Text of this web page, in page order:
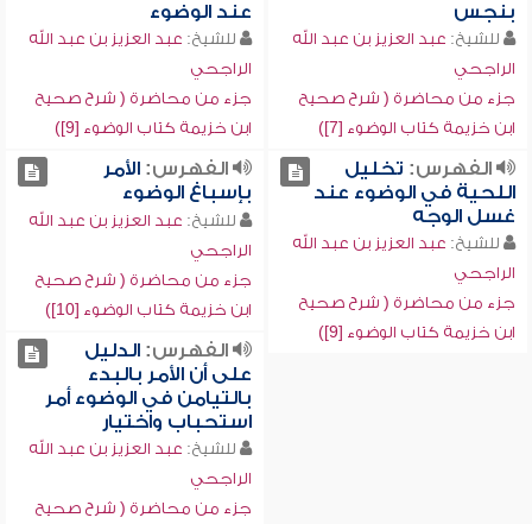
بنجس
للشيخ: عبد العزيز بن عبد الله
الراجحي
جزء من محاضرة ( شرح صحيح
ابن خزيمة كتاب الوضوء [7])
عند الوضوء
للشيخ: عبد العزيز بن عبد الله
الراجحي
جزء من محاضرة ( شرح صحيح
ابن خزيمة كتاب الوضوء [9])
الفهرس: تخليل
اللحية في الوضوء عند
غسل الوجه
للشيخ: عبد العزيز بن عبد الله
الراجحي
جزء من محاضرة ( شرح صحيح
ابن خزيمة كتاب الوضوء [9])
الفهرس:الأمر
بإسباغ الوضوء
للشيخ: عبد العزيز بن عبد الله
الراجحي
جزء من محاضرة ( شرح صحيح
ابن خزيمة كتاب الوضوء [10])
الفهرس:الدليل
على أن الأمر بالبدء
بالتيامن في الوضوء أمر
استحباب واختيار
للشيخ: عبد العزيز بن عبد الله
الراجحي
جزء من محاضرة ( شرح صحيح